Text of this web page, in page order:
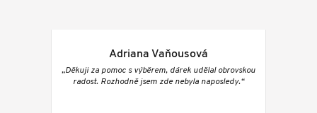
Adriana Vaňousová
„Děkuji za pomoc s výběrem, dárek udělal obrovskou
radost. Rozhodně jsem zde nebyla naposledy.“